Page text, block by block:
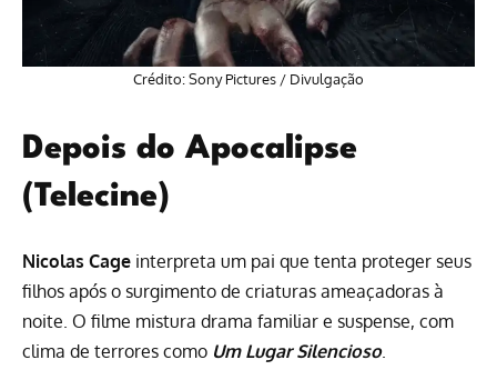
Crédito: Sony Pictures / Divulgação
Depois do Apocalipse
(Telecine)
Nicolas Cage interpreta um pai que tenta proteger seus
filhos após o surgimento de criaturas ameaçadoras à
noite. O filme mistura drama familiar e suspense, com
clima de terrores como Um Lugar Silencioso.